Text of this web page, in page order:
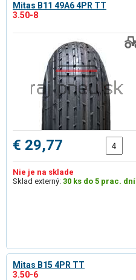
Mitas B11 49A6 4PR TT
3.50-8
€ 29,77
Nie je na sklade
Sklad externý: 30 ks do 5 prac. dní
Mitas B15 4PR TT
3.50-6